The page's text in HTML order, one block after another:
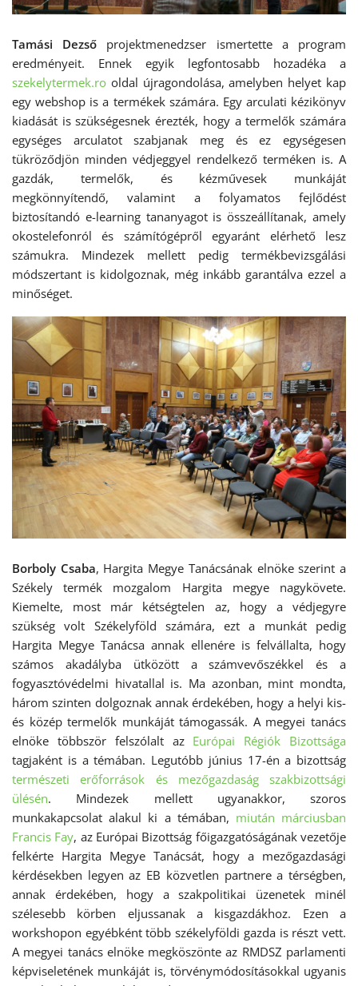
Tamási Dezső projektmenedzser ismertette a program
eredményeit. Ennek egyik legfontosabb hozadéka a
szekelytermek.ro oldal újragondolása, amelyben helyet kap
egy webshop is a termékek számára. Egy arculati kézikönyv
kiadását is szükségesnek érezték, hogy a termelők számára
egységes arculatot szabjanak meg és ez egységesen
tükröződjön minden védjeggyel rendelkező terméken is. A
gazdák, termelők, és kézművesek munkáját
megkönnyítendő, valamint a folyamatos fejlődést
biztosítandó e-learning tananyagot is összeállítanak, amely
okostelefonról és számítógépről egyaránt elérhető lesz
számukra. Mindezek mellett pedig termékbevizsgálási
módszertant is kidolgoznak, még inkább garantálva ezzel a
minőséget.
Borboly Csaba, Hargita Megye Tanácsának elnöke szerint a
Székely termék mozgalom Hargita megye nagykövete.
Kiemelte, most már kétségtelen az, hogy a védjegyre
szükség volt Székelyföld számára, ezt a munkát pedig
Hargita Megye Tanácsa annak ellenére is felvállalta, hogy
számos akadályba ütközött a számvevőszékkel és a
fogyasztóvédelmi hivatallal is. Ma azonban, mint mondta,
három szinten dolgoznak annak érdekében, hogy a helyi kis-
és közép termelők munkáját támogassák. A megyei tanács
elnöke többször felszólalt az Európai Régiók Bizottsága
tagjaként is a témában. Legutóbb június 17-én a bizottság
természeti erőforrások és mezőgazdaság szakbizottsági
ülésén. Mindezek mellett ugyanakkor, szoros
munkakapcsolat alakul ki a témában, miután márciusban
Francis Fay, az Európai Bizottság főigazgatóságának vezetője
felkérte Hargita Megye Tanácsát, hogy a mezőgazdasági
kérdésekben legyen az EB közvetlen partnere a térségben,
annak érdekében, hogy a szakpolitikai üzenetek minél
szélesebb körben eljussanak a kisgazdákhoz. Ezen a
workshopon egyébként több székelyföldi gazda is részt vett.
A megyei tanács elnöke megköszönte az RMDSZ parlamenti
képviseletének munkáját is, törvénymódosításokkal ugyanis